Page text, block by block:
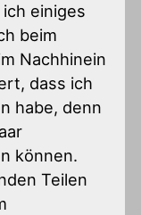
einiges
beim
Nachhinein
dass ich
habe, denn
können.
Teilen